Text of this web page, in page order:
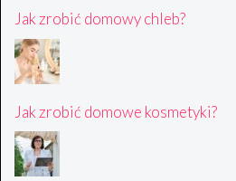
Jak zrobić domowy chleb?
Jak zrobić domowe kosmetyki?